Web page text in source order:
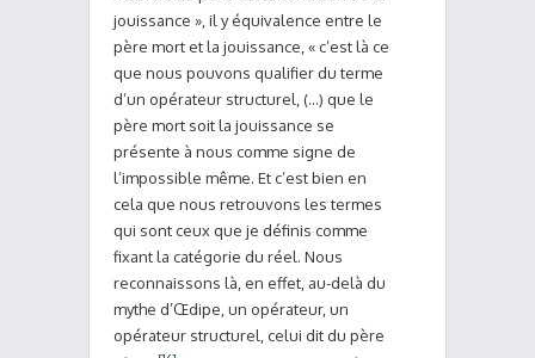
jouissance », il y équivalence entre le
père mort et la jouissance, « c’est là ce
que nous pouvons qualifier du terme
d’un opérateur structurel, (…) que le
père mort soit la jouissance se
présente à nous comme signe de
l’impossible même. Et c’est bien en
cela que nous retrouvons les termes
qui sont ceux que je définis comme
fixant la catégorie du réel. Nous
reconnaissons là, en effet, au-delà du
mythe d’Œdipe, un opérateur, un
opérateur structurel, celui dit du père